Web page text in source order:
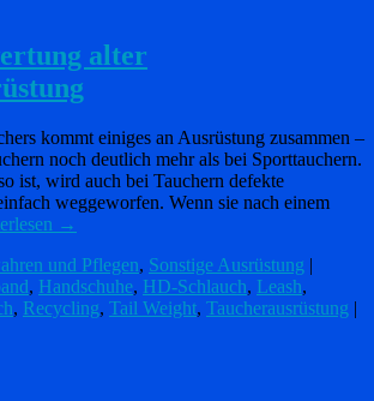
alter
kommt einiges an Ausrüstung zusammen –
noch deutlich mehr als bei Sporttauchern.
ist, wird auch bei Tauchern defekte
weggeworfen. Wenn sie nach einem
→
und Pflegen, Sonstige Ausrüstung
, Handschuhe, HD-Schlauch, Leash,
, Recycling, Tail Weight, Taucherausrüstung